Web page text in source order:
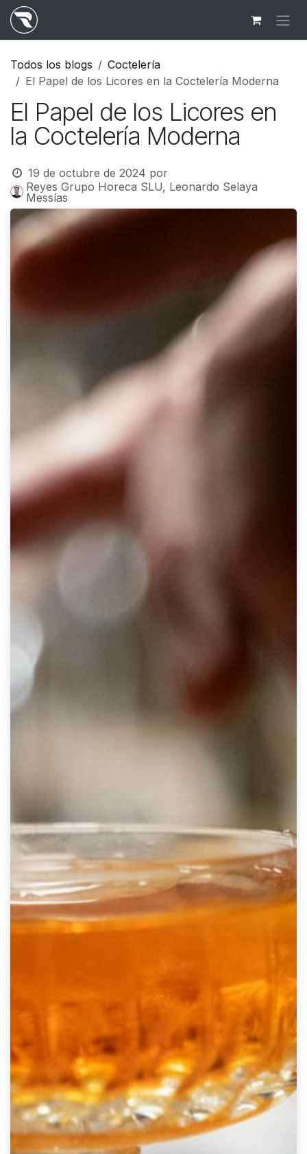
Ir al contenido
Todos los blogs
Coctelería
El Papel de los Licores en la Coctelería Moderna
El Papel de los Licores en
la Coctelería Moderna
19 de octubre de 2024 por
Reyes Grupo Horeca SLU, Leonardo Selaya
Messías